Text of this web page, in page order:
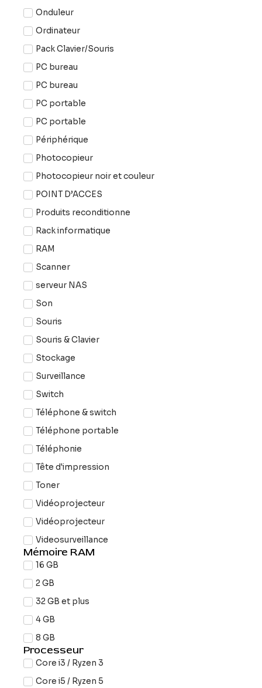
Onduleur
Ordinateur
Pack Clavier/Souris
PC bureau
PC bureau
PC portable
PC portable
Périphérique
Photocopieur
Photocopieur noir et couleur
POINT D’ACCES
Produits reconditionne
Rack informatique
RAM
Scanner
serveur NAS
Son
Souris
Souris & Clavier
Stockage
Surveillance
Switch
Téléphone & switch
Téléphone portable
Téléphonie
Tête d'impression
Toner
Vidéoprojecteur
Vidéoprojecteur
Videosurveillance
Mémoire RAM
16 GB
2 GB
32 GB et plus
4 GB
8 GB
Processeur
Core i3 / Ryzen 3
Core i5 / Ryzen 5